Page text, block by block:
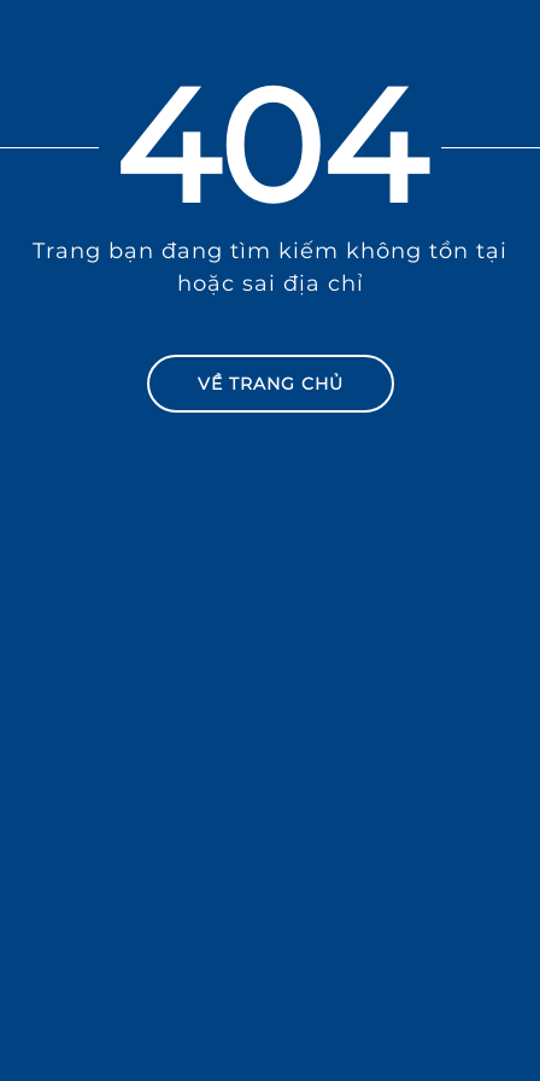
404
Trang bạn đang tìm kiếm không tồn tại
hoặc sai địa chỉ
VỀ TRANG CHỦ